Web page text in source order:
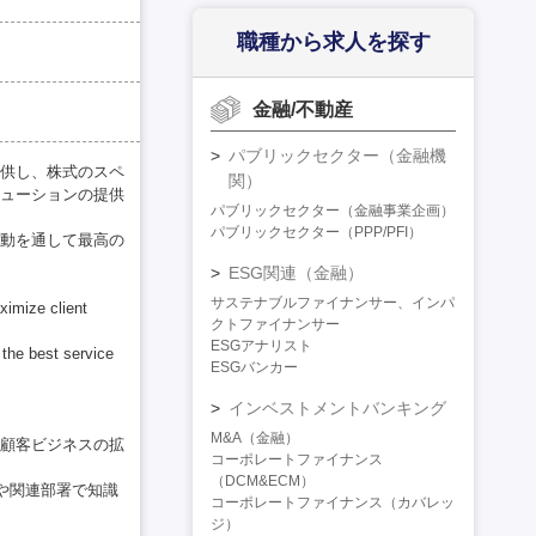
し、株式のスペ
ーションの提供
を通して最高の
client
best service
客ビジネスの拡
関連部署で知識
職種から求人を探す
金融/不動産
パブリックセクター（金融機
関）
パブリックセクター（金融事業企画）
パブリックセクター（PPP/PFI）
ESG関連（金融）
サステナブルファイナンサー、インパ
クトファイナンサー
ESGアナリスト
ESGバンカー
インベストメントバンキング
M&A（金融）
コーポレートファイナンス
（DCM&ECM）
コーポレートファイナンス（カバレッ
ジ）